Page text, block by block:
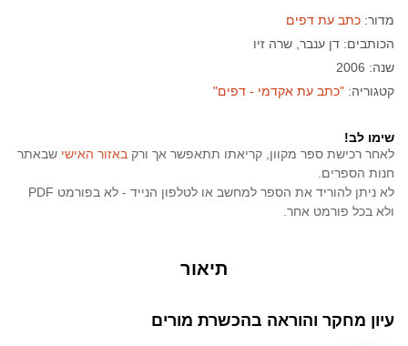
מדור: כתב עת דפים
הכותבים: דן ענבר שרה זיו
שנה: 2006
קטגוריה: "כתב עת אקדמי - דפים"
שימו לב!
לאחר רכישת ספר מקוון, קריאתו תתאפשר אך ורק באזור האישי שבאתר
חנות הספרים.
לא ניתן להוריד את הספר למחשב או לטלפון הנייד - לא בפורמט PDF
ולא בכל פורמט אחר.
תיאור
עיון מחקר והוראה בהכשרת מורים